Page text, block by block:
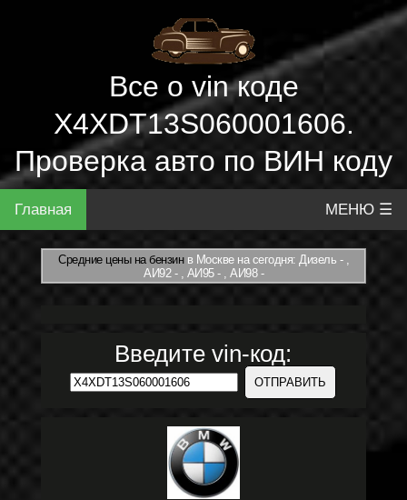
Все о vin коде
X4XDT13S060001606.
Проверка авто по ВИН коду
Главная МЕНЮ ☰
Средние цены на бензинв Москве на сегодня: Дизель - ,
АИ92 - , АИ95 - , АИ98 -
Введите vin-код: